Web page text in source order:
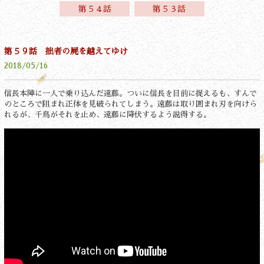
第５４話 第５３話
第５９話 拙者の屍を越えてゆけ
2018/05/16
信長本陣に一人で乗り込んだ遠藤。ついに信長を目前に捉えるも、すんで
のところで阻まれ正体を見破られてしまう。遠藤は取り囲まれ刃を向けら
れるが、千鳥がそれを止め、遠藤に降伏するよう説得する。